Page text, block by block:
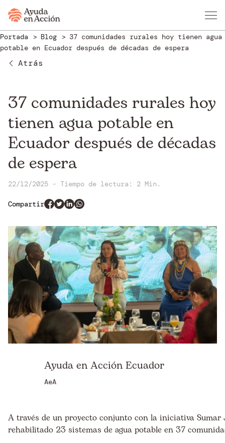
Portada Blog
37 comunidades rurales hoy tienen agua
potable en Ecuador después de décadas de espera
Atrás
37 comunidades rurales hoy
tienen agua potable en
Ecuador después de décadas
de espera
22/12/2025 - Tiempo de lectura: 2 Min.
Compartir
Ayuda en Acción Ecuador
AeA
A través de un proyecto conjunto con la iniciativa
rehabilitado 23 sistemas de agua potable en 37